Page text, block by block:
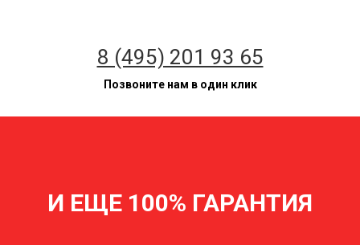
8 (495) 201 93 65
Позвоните нам в один клик
И ЕЩЕ 100% ГАРАНТИЯ